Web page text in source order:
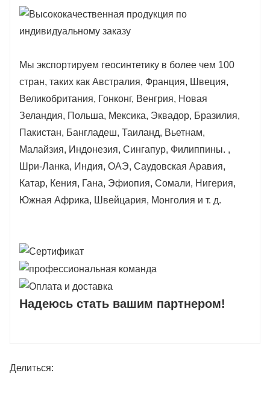
Мы экспортируем геосинтетику в более чем 100
стран, таких как Австралия, Франция, Швеция,
Великобритания, Гонконг, Венгрия, Новая
Зеландия, Польша, Мексика, Эквадор, Бразилия,
Пакистан, Бангладеш, Таиланд, Вьетнам,
Малайзия, Индонезия, Сингапур, Филиппины. ,
Шри-Ланка, Индия, ОАЭ, Саудовская Аравия,
Катар, Кения, Гана, Эфиопия, Сомали, Нигерия,
Южная Африка, Швейцария, Монголия и т. д.
Надеюсь стать вашим партнером!
Делиться: